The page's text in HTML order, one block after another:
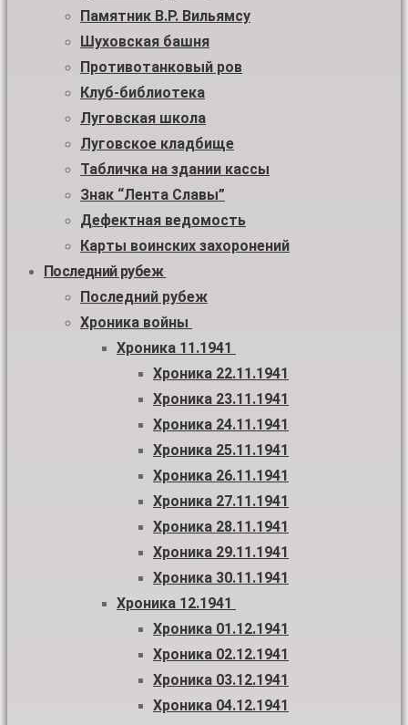
Памятник В.Р. Вильямсу
Шуховская башня
Противотанковый ров
Клуб-библиотека
Луговская школа
Луговское кладбище
Табличка на здании кассы
Знак “Лента Славы”
Дефектная ведомость
Карты воинских захоронений
Последний рубеж
Последний рубеж
Хроника войны
Хроника 11.1941
Хроника 22.11.1941
Хроника 23.11.1941
Хроника 24.11.1941
Хроника 25.11.1941
Хроника 26.11.1941
Хроника 27.11.1941
Хроника 28.11.1941
Хроника 29.11.1941
Хроника 30.11.1941
Хроника 12.1941
Хроника 01.12.1941
Хроника 02.12.1941
Хроника 03.12.1941
Хроника 04.12.1941